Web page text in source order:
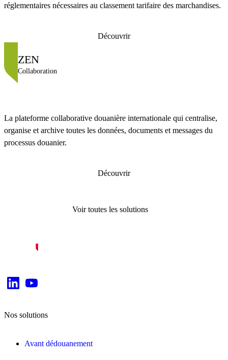
réglementaires nécessaires au classement tarifaire des marchandises.
Découvrir
ZEN
Collaboration
La plateforme collaborative douanière internationale qui centralise,
organise et archive toutes les données, documents et messages du
processus douanier.
Découvrir
Voir toutes les solutions
Nos solutions
Avant dédouanement